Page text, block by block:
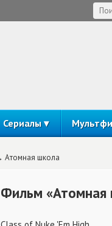
Сериалы
Атомная школа
Фильм «Атомная